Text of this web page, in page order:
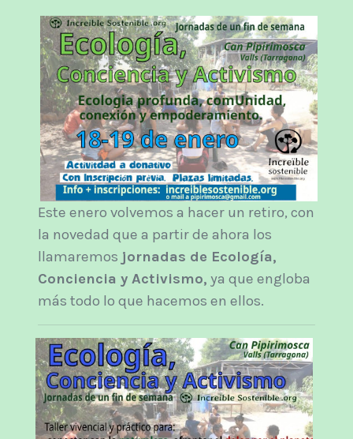
Este enero volvemos a hacer un retiro, con
la novedad que a partir de ahora los
llamaremos jornadas de Ecología,
Conciencia y Activismo, ya que engloba
más todo lo que hacemos en ellos.